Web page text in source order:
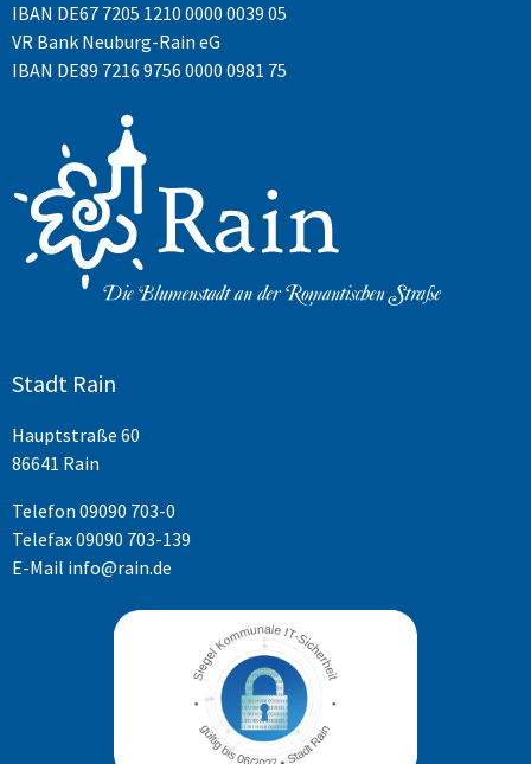
IBAN DE67 7205 1210 0000 0039 05
VR Bank Neuburg-Rain eG
IBAN DE89 7216 9756 0000 0981 75
Stadt Rain
Hauptstraße 60
86641 Rain
Telefon 09090 703-0
Telefax 09090 703-139
E-Mail info@rain.de